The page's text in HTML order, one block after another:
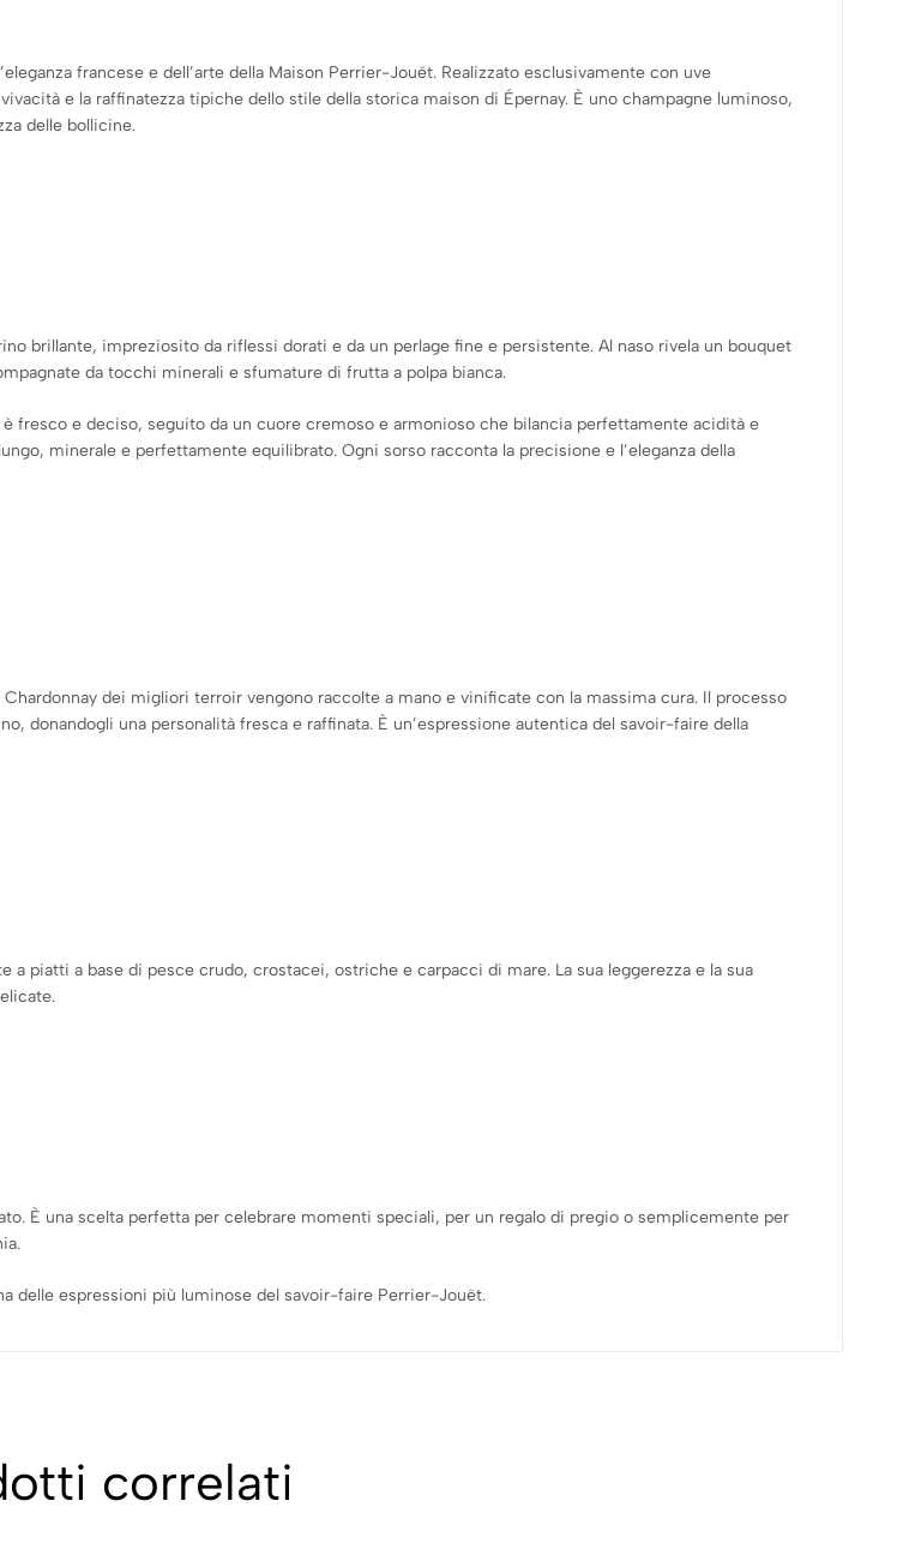
francese e dell’arte della Maison Perrier-Jouët. Realizzato esclusivamente con uve
e la raffinatezza tipiche dello stile della storica maison di Épernay. È uno champagne luminoso,
delle bollicine.
brillante, impreziosito da riflessi dorati e da un perlage fine e persistente. Al naso rivela un bouquet
da tocchi minerali e sfumature di frutta a polpa bianca.
fresco e deciso, seguito da un cuore cremoso e armonioso che bilancia perfettamente acidità e
minerale e perfettamente equilibrato. Ogni sorso racconta la precisione e l’eleganza della
dei migliori terroir vengono raccolte a mano e vinificate con la massima cura. Il processo
donandogli una personalità fresca e raffinata. È un’espressione autentica del savoir-faire della
a piatti a base di pesce crudo, crostacei, ostriche e carpacci di mare. La sua leggerezza e la sua
È una scelta perfetta per celebrare momenti speciali, per un regalo di pregio o semplicemente per
delle espressioni più luminose del savoir-faire Perrier-Jouët.
correlati